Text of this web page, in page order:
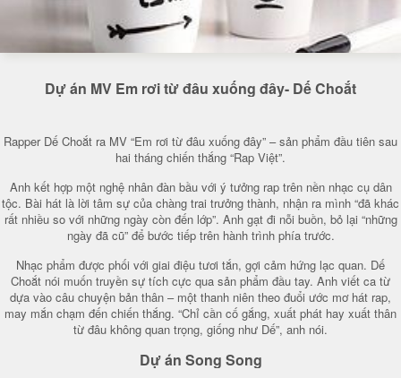
Dự án MV Em rơi từ đâu xuống đây- Dế Choắt
Rapper Dế Choắt ra MV “Em rơi từ đâu xuống đây” – sản phẩm đầu tiên sau
hai tháng chiến thắng “Rap Việt”.
Anh kết hợp một nghệ nhân đàn bầu với ý tưởng rap trên nền nhạc cụ dân
tộc. Bài hát là lời tâm sự của chàng trai trưởng thành, nhận ra mình “đã khác
rất nhiều so với những ngày còn đến lớp”. Anh gạt đi nỗi buồn, bỏ lại “những
ngày đã cũ” để bước tiếp trên hành trình phía trước.
Nhạc phẩm được phối với giai điệu tươi tắn, gợi cảm hứng lạc quan. Dế
Choắt nói muốn truyền sự tích cực qua sản phẩm đầu tay. Anh viết ca từ
dựa vào câu chuyện bản thân – một thanh niên theo đuổi ước mơ hát rap,
may mắn chạm đến chiến thắng. “Chỉ cần cố gắng, xuất phát hay xuất thân
từ đâu không quan trọng, giống như Dế”, anh nói.
Dự án Song Song